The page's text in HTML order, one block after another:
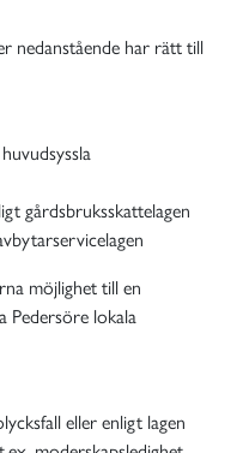
nedanstående har rätt till
gårdsbruksskattelagen
möjlighet till en
Pedersöre lokala
eller enligt lagen